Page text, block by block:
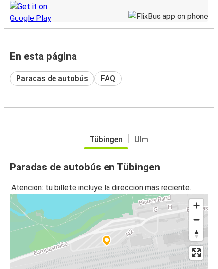
En esta página
Paradas de autobús FAQ
Tübingen Ulm
Paradas de autobús en Tübingen
Atención: tu billete incluye la dirección más reciente.